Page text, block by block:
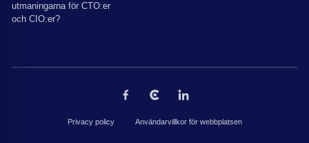
utmaningarna för CTO:er
och CIO:er?
Privacy policy Användarvillkor för webbplatsen